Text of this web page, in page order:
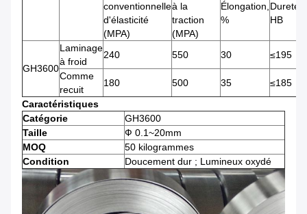
conventionnelle
d'élasticité
(MPA)
à la
traction
(MPA)
Élongation,
%
Dureté,
HB
GH3600
Laminage
à froid
240 550 30
≤195
Comme
recuit
180 500 35
≤185
Caractéristiques
Catégorie
GH3600
Taille
Ф 0.1~20mm
MOQ
50 kilogrammes
Condition
Doucement dur ; Lumineux oxydé